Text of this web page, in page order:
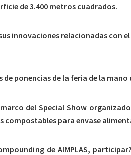
de 3.400 metros cuadrados.
innovaciones relacionadas con
ponencias de la feria de la mano
del Special Show
compostables para envase
de AIMPLAS,